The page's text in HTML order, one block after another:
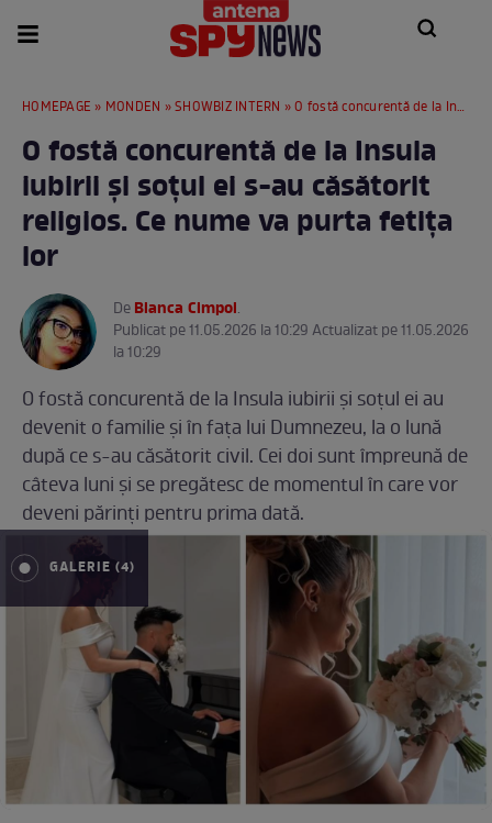
HOMEPAGE » MONDEN »SHOWBIZ INTERN » O fostă concurentă de la Insula iubirii și soțul ei s-au căsătorit religios. Ce nume va purta fetița lor
O fostă concurentă de la Insula
iubirii și soțul ei s-au căsătorit
religios. Ce nume va purta fetița
lor
DeBianca Cimpoi.
Publicat pe 11.05.2026 la 10:29 Actualizat pe 11.05.2026
la 10:29
O fostă concurentă de la Insula iubirii și soțul ei au
devenit o familie și în fața lui Dumnezeu, la o lună
după ce s-au căsătorit civil. Cei doi sunt împreună de
câteva luni și se pregătesc de momentul în care vor
deveni părinți pentru prima dată.
GALERIE (4)